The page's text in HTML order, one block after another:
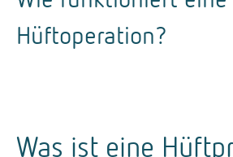
Hüftoperation?
Was ist eine